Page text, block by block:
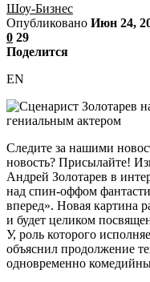
Шоу-Бизнес
Опубликовано Июн 24,
0 29
Поделится
EN
Следите за нашими
новость? Присылайте!
Андрей Золотарев в
над спин-оффом
вперед». Новая картина
и будет целиком
У, роль которого
объяснил продолжение
одновременно